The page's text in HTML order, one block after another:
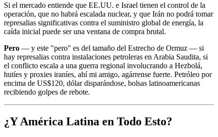
Si el mercado entiende que EE.UU. e Israel tienen el control de la
operación, que no habrá escalada nuclear, y que Irán no podrá tomar
represalias significativas contra el suministro global de energía, la
caída inicial puede ser una ventana de compra brutal.
Pero — y este "pero" es del tamaño del Estrecho de Ormuz — si
hay represalias contra instalaciones petroleras en Arabia Saudita, si
el conflicto escala a una guerra regional involucrando a Hezbolá,
hutíes y proxies iraníes, ahí mi amigo, agárrense fuerte. Petróleo por
encima de US$120, dólar disparándose, bolsas latinoamericanas
recibiendo golpes de rebote.
¿Y América Latina en Todo Esto?